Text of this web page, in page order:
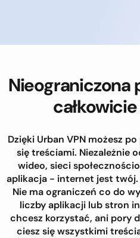
Nieograniczona
Dzięki Urban VPN możesz
się treściami. Niezależnie
wideo, sieci
aplikacja - internet jest twój.
Nie ma ograniczeń co do
liczby aplikacji lub stron
chcesz korzystać, ani pory
ciesz się wszystkimi